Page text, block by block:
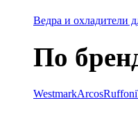
Ведра и охладители
По
WestmarkArcosRuffoni